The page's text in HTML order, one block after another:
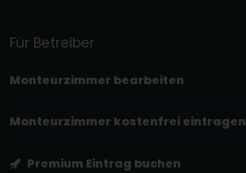
Für Betreiber
Monteurzimmer bearbeiten
Monteurzimmer kostenfrei eintragen
Premium Eintrag buchen